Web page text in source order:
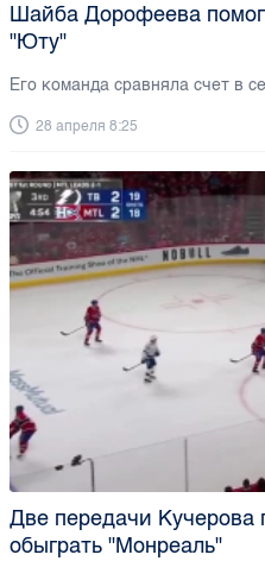
Шайба Дорофеева
"Юту"
Его команда сравняла счет в
28 апреля 8:25
Две передачи Кучерова
обыграть "Монреаль"